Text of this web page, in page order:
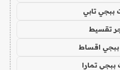
ببجي تابي
تقسيط
اقساط
تمارا